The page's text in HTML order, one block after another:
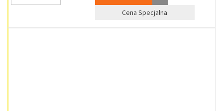
Cena Specjalna